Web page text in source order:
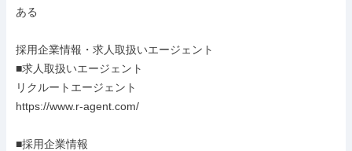
ある
採用企業情報・求人取扱いエージェント
■求人取扱いエージェント
リクルートエージェント
https://www.r-agent.com/
■採用企業情報